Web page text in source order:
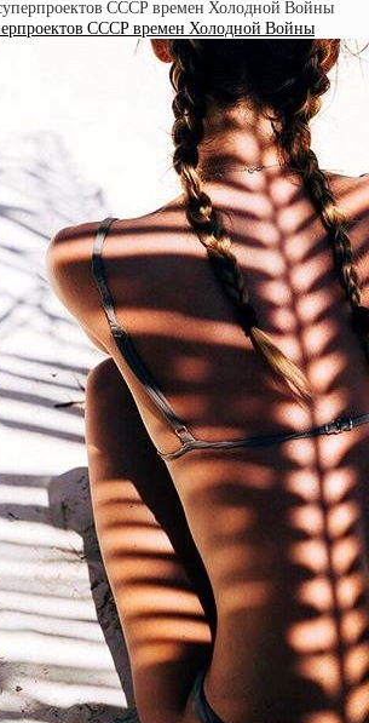
СССР времен Холодной Войны